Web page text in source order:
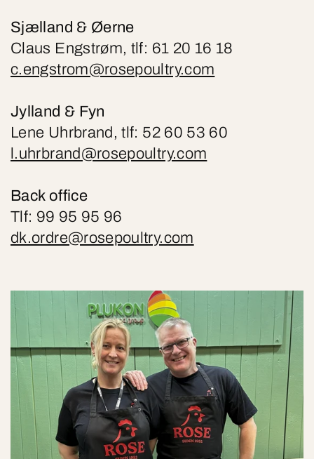
Sjælland & Øerne
Claus Engstrøm, tlf: 61 20 16 18
c.engstrom@rosepoultry.com
Jylland & Fyn
Lene Uhrbrand, tlf: 52 60 53 60
l.uhrbrand@rosepoultry.com
Back office
Tlf: 99 95 95 96
dk.ordre@rosepoultry.com